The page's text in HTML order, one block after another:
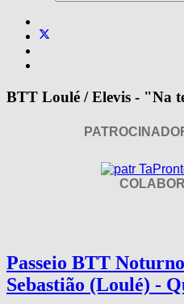
BTT Loulé / Elevis - "Na
Passeio BTT
Sebastião (Loulé) -